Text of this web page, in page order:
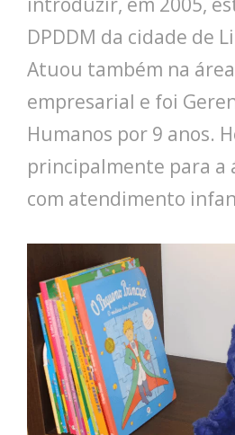
DPDDM da cidade de
Atuou também na
empresarial e foi
Humanos por 9 anos.
principalmente para a
com atendimento